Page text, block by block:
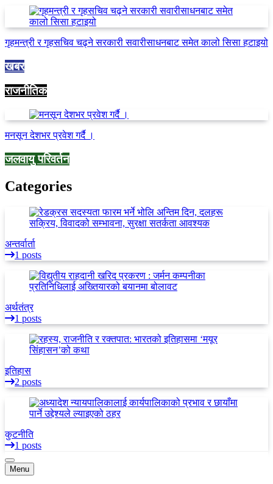
गृहमन्त्री र गृहसचिव चढ्ने सरकारी सवारीसाधनबाट समेत कालो सिसा हटाइयो
खबर
राजनीतिक
मनसून देशभर प्रवेश गर्दै ।
जलवायु परिवर्तन
Categories
अन्तर्वार्ता
1 posts
अर्थतंत्र
1 posts
इतिहास
2 posts
कुटनीति
1 posts
Menu